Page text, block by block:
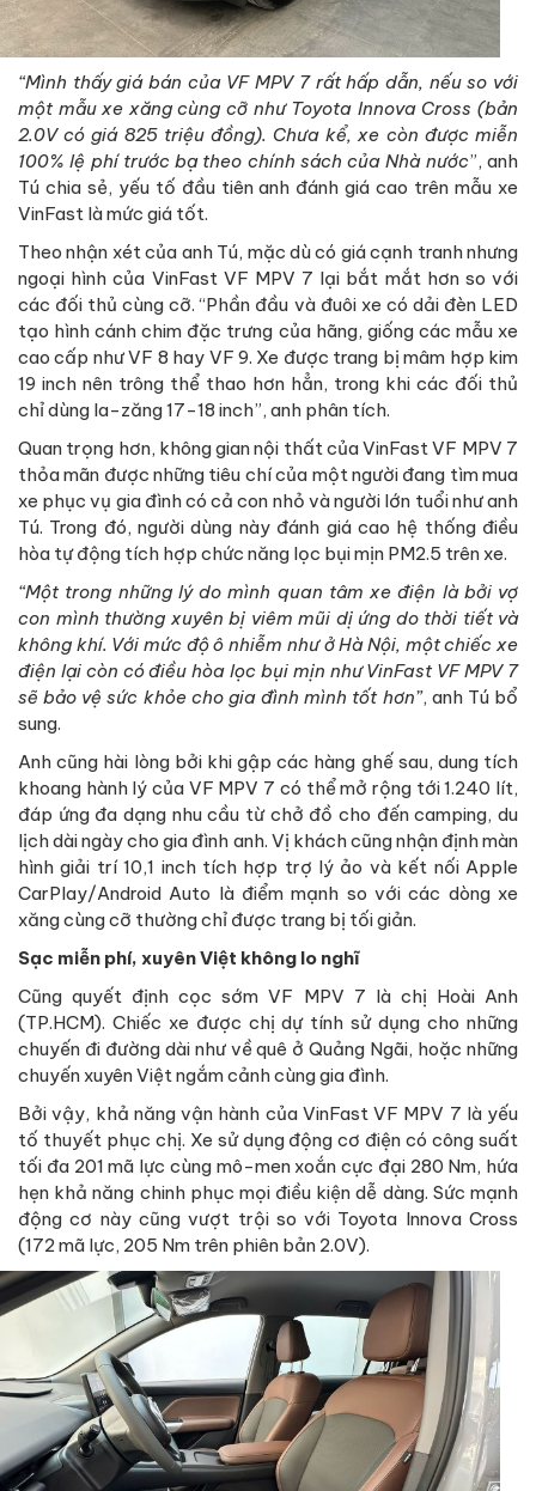
“Mình thấy giá bán của VF MPV 7 rất hấp dẫn, nếu so với
một mẫu xe xăng cùng cỡ như Toyota Innova Cross (bản
2.0V có giá 825 triệu đồng). Chưa kể, xe còn được miễn
100% lệ phí trước bạ theo chính sách của Nhà nước”, anh
Tú chia sẻ, yếu tố đầu tiên anh đánh giá cao trên mẫu xe
VinFast là mức giá tốt.
Theo nhận xét của anh Tú, mặc dù có giá cạnh tranh nhưng
ngoại hình của VinFast VF MPV 7 lại bắt mắt hơn so với
các đối thủ cùng cỡ. “Phần đầu và đuôi xe có dải đèn LED
tạo hình cánh chim đặc trưng của hãng, giống các mẫu xe
cao cấp như VF 8 hay VF 9. Xe được trang bị mâm hợp kim
19 inch nên trông thể thao hơn hẳn, trong khi các đối thủ
chỉ dùng la-zăng 17-18 inch”, anh phân tích.
Quan trọng hơn, không gian nội thất của VinFast VF MPV 7
thỏa mãn được những tiêu chí của một người đang tìm mua
xe phục vụ gia đình có cả con nhỏ và người lớn tuổi như anh
Tú. Trong đó, người dùng này đánh giá cao hệ thống điều
hòa tự động tích hợp chức năng lọc bụi mịn PM2.5 trên xe.
“Một trong những lý do mình quan tâm xe điện là bởi vợ
con mình thường xuyên bị viêm mũi dị ứng do thời tiết và
không khí. Với mức độ ô nhiễm như ở Hà Nội, một chiếc xe
điện lại còn có điều hòa lọc bụi mịn như VinFast VF MPV 7
sẽ bảo vệ sức khỏe cho gia đình mình tốt hơn”, anh Tú bổ
sung.
Anh cũng hài lòng bởi khi gập các hàng ghế sau, dung tích
khoang hành lý của VF MPV 7 có thể mở rộng tới 1.240 lít,
đáp ứng đa dạng nhu cầu từ chở đồ cho đến camping, du
lịch dài ngày cho gia đình anh. Vị khách cũng nhận định màn
hình giải trí 10,1 inch tích hợp trợ lý ảo và kết nối Apple
CarPlay/Android Auto là điểm mạnh so với các dòng xe
xăng cùng cỡ thường chỉ được trang bị tối giản.
Sạc miễn phí, xuyên Việt không lo nghĩ
Cũng quyết định cọc sớm VF MPV 7 là chị Hoài Anh
(TP.HCM). Chiếc xe được chị dự tính sử dụng cho những
chuyến đi đường dài như về quê ở Quảng Ngãi, hoặc những
chuyến xuyên Việt ngắm cảnh cùng gia đình.
Bởi vậy, khả năng vận hành của VinFast VF MPV 7 là yếu
tố thuyết phục chị. Xe sử dụng động cơ điện có công suất
tối đa 201 mã lực cùng mô-men xoắn cực đại 280 Nm, hứa
hẹn khả năng chinh phục mọi điều kiện dễ dàng. Sức mạnh
động cơ này cũng vượt trội so với Toyota Innova Cross
(172 mã lực, 205 Nm trên phiên bản 2.0V).